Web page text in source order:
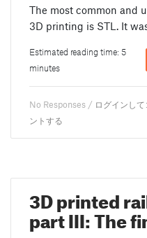
The most common and
3D printing is STL. It
Estimated reading time: 5
minutes
No Responses / ログインして
ントする
3D printed
part III: The